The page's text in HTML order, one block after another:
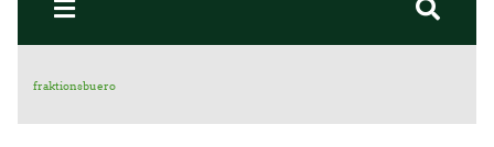
fraktionsbuero